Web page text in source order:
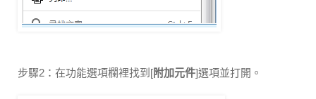
步驟2：在功能選項欄裡找到[附加元件]選項並打開。